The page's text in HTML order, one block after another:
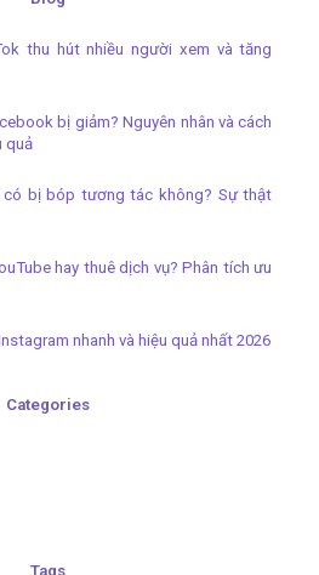
thu hút nhiều người xem và tăng
bị giảm? Nguyên nhân và cách
quả
có bị bóp tương tác không? Sự thật
hay thuê dịch vụ? Phân tích ưu
nhanh và hiệu quả nhất 2026
Categories
Tags